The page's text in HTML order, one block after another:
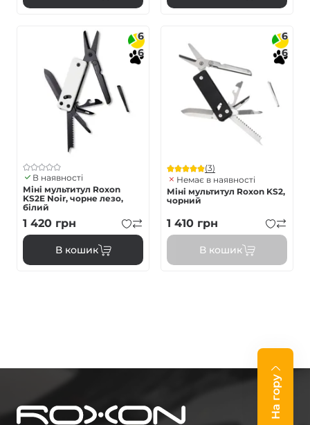
6
6
В наявності
Міні мультитул Roxon
KS2E Noir, чорне лезо,
білий
1 420 грн
В кошик
6
6
(3)
Немає в наявності
Міні мультитул Roxon KS2,
чорний
1 410 грн
В кошик
На гору